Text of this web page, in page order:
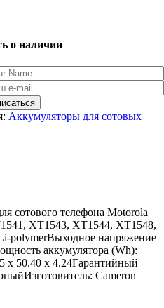
о наличии
Аккумуляторы для сотовых
сотового телефона Motorola
XT1543, XT1544, XT1548,
polymerВыходное напряжение
аккумулятора (Wh):
x 50.40 x 4.24Гарантийный
Cameron